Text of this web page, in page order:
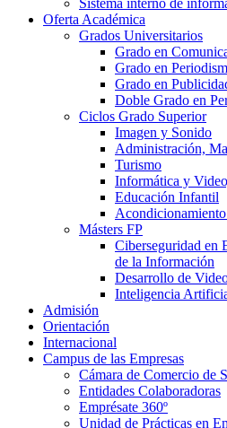
Sistema interno de
Oferta Académica
Grados Universitarios
Grado en
Grado en
Grado en
Doble Grado en
Ciclos Grado Superior
Imagen y Sonido
Administración,
Turismo
Informática y
Educación Infantil
Másters FP
Ciberseguridad en
de la Información
Desarrollo de
Inteligencia
Admisión
Orientación
Internacional
Campus de las Empresas
Cámara de Comercio de
Entidades Colaboradoras
Emprésate 360º
Unidad de Prácticas en